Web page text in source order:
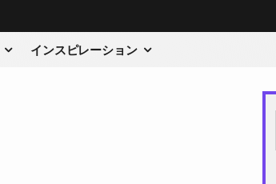
インスピレーション